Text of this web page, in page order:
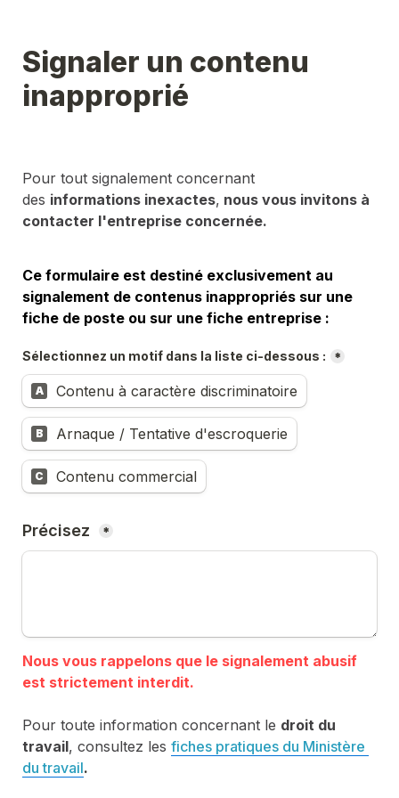
Signaler un contenu
inapproprié
Pour tout signalement concernant
des informations inexactes, nous vous invitons à
contacter l'entreprise concernée.
Ce formulaire est destiné exclusivement au
signalement de contenus inappropriés sur une
fiche de poste ou sur une fiche entreprise :
Sélectionnez un motif dans la liste ci-dessous : *
A Contenu à caractère discriminatoire
B Arnaque / Tentative d'escroquerie
C Contenu commercial
Précisez *
Nous vous rappelons que le signalement abusif
Pour toute information concernant le droit du
travail, consultez les fiches pratiques du Ministère
du travail